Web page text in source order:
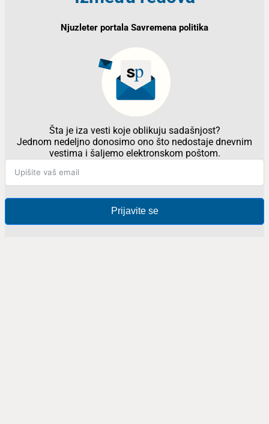
Njuzleter portala Savremena politika
Šta je iza vesti koje oblikuju sadašnjost?
Jednom nedeljno donosimo ono što nedostaje dnevnim
vestima i šaljemo elektronskom poštom.
Prijavite se